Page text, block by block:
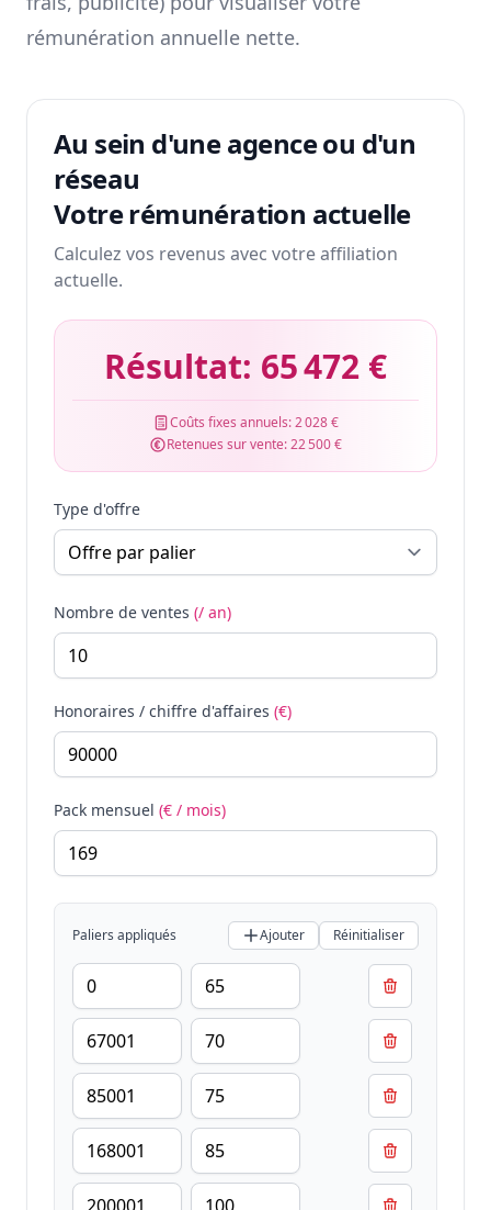
rémunération annuelle nette.
Au sein d'une agence ou d'un
réseau
Votre rémunération actuelle
Calculez vos revenus avec votre affiliation
actuelle.
Résultat: 65 472 €
Coûts fixes annuels:2 028 €
Retenues sur vente:22 500 €
Type d'offre
Nombre de ventes (/ an)
Honoraires / chiffre d'affaires (€)
Pack mensuel (€ / mois)
Paliers appliqués Ajouter Réinitialiser